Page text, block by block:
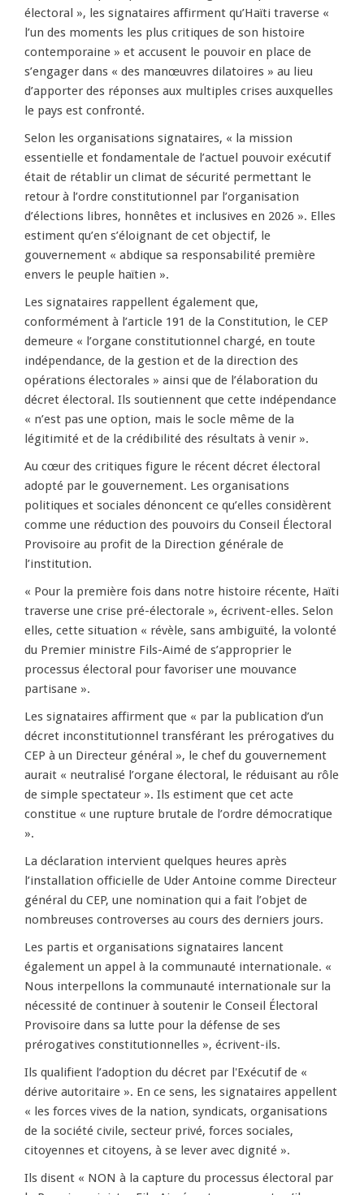
électoral », les signataires affirment qu’Haïti traverse «
l’un des moments les plus critiques de son histoire
contemporaine » et accusent le pouvoir en place de
s’engager dans « des manœuvres dilatoires » au lieu
d’apporter des réponses aux multiples crises auxquelles
le pays est confronté.
Selon les organisations signataires, « la mission
essentielle et fondamentale de l’actuel pouvoir exécutif
était de rétablir un climat de sécurité permettant le
retour à l’ordre constitutionnel par l’organisation
d’élections libres, honnêtes et inclusives en 2026 ». Elles
estiment qu’en s’éloignant de cet objectif, le
gouvernement « abdique sa responsabilité première
envers le peuple haïtien ».
Les signataires rappellent également que,
conformément à l’article 191 de la Constitution, le CEP
demeure « l’organe constitutionnel chargé, en toute
indépendance, de la gestion et de la direction des
opérations électorales » ainsi que de l’élaboration du
décret électoral. Ils soutiennent que cette indépendance
« n’est pas une option, mais le socle même de la
légitimité et de la crédibilité des résultats à venir ».
Au cœur des critiques figure le récent décret électoral
adopté par le gouvernement. Les organisations
politiques et sociales dénoncent ce qu’elles considèrent
comme une réduction des pouvoirs du Conseil Électoral
Provisoire au profit de la Direction générale de
l’institution.
« Pour la première fois dans notre histoire récente, Haïti
traverse une crise pré-électorale », écrivent-elles. Selon
elles, cette situation « révèle, sans ambiguïté, la volonté
du Premier ministre Fils-Aimé de s’approprier le
processus électoral pour favoriser une mouvance
partisane ».
Les signataires affirment que « par la publication d’un
décret inconstitutionnel transférant les prérogatives du
CEP à un Directeur général », le chef du gouvernement
aurait « neutralisé l’organe électoral, le réduisant au rôle
de simple spectateur ». Ils estiment que cet acte
constitue « une rupture brutale de l’ordre démocratique
».
La déclaration intervient quelques heures après
l’installation officielle de Uder Antoine comme Directeur
général du CEP, une nomination qui a fait l’objet de
nombreuses controverses au cours des derniers jours.
Les partis et organisations signataires lancent
également un appel à la communauté internationale. «
Nous interpellons la communauté internationale sur la
nécessité de continuer à soutenir le Conseil Électoral
Provisoire dans sa lutte pour la défense de ses
prérogatives constitutionnelles », écrivent-ils.
Ils qualifient l’adoption du décret par l'Exécutif de «
dérive autoritaire ». En ce sens, les signataires appellent
« les forces vives de la nation, syndicats, organisations
de la société civile, secteur privé, forces sociales,
citoyennes et citoyens, à se lever avec dignité ».
Ils disent « NON à la capture du processus électoral par